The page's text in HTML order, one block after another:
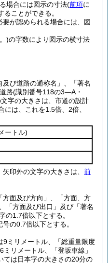
場合には図示の寸法(前項に
ことができる。
が認められる場合には、図
)の字数により図示の横寸法
び道路の通称名」、「著名
路(識別番号118の3―A・
字の大きさは、市道の設計
には、これを1.5倍、2倍、
ートル)
印外の文字の大きさは、 前
面及び方向」、「方面、方
「方面及び出口」及び「著名
の1.7倍以下とする。
の0.7倍以下とする。
9ミリメートル、「総重量限度
リメートル、「登坂車線」
ては日本字の大きさの20分の